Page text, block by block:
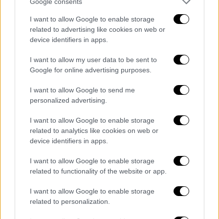
I want to allow Google to enable storage
related to advertising like cookies on web or
device identifiers in apps.
I want to allow my user data to be sent to
Google for online advertising purposes.
I want to allow Google to send me
personalized advertising.
I want to allow Google to enable storage
related to analytics like cookies on web or
device identifiers in apps.
I want to allow Google to enable storage
related to functionality of the website or app.
I want to allow Google to enable storage
related to personalization.
θα είναι μια δυνατή μπαλάντα.